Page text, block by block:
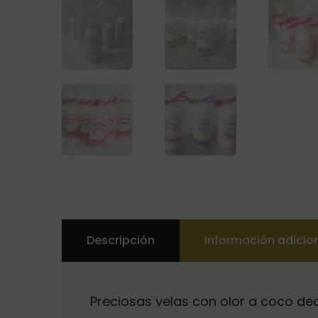
Descripción Información
Preciosas velas con olor a coco